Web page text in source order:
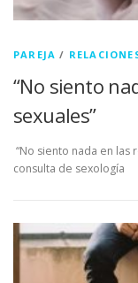
PAREJA /
“No siento
sexuales”
“No siento nada en las
consulta de sexología